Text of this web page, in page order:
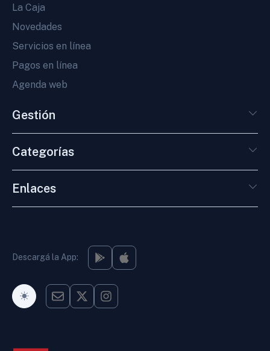
La Caja
Novedades
Servicios en línea
Pagos en línea
Agenda web
Gestión
Categorías
Enlaces
Descargá la App:
Modo Oscuro